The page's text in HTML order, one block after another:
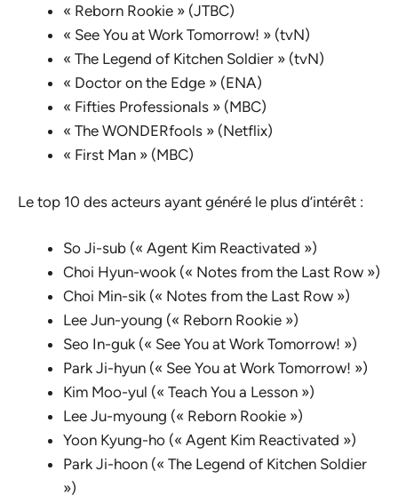
« Reborn Rookie » (JTBC)
« See You at Work Tomorrow! » (tvN)
« The Legend of Kitchen Soldier » (tvN)
« Doctor on the Edge » (ENA)
« Fifties Professionals » (MBC)
« The WONDERfools » (Netflix)
« First Man » (MBC)
Le top 10 des acteurs ayant généré le plus d’intérêt :
So Ji-sub (« Agent Kim Reactivated »)
Choi Hyun-wook (« Notes from the Last Row »)
Choi Min-sik (« Notes from the Last Row »)
Lee Jun-young (« Reborn Rookie »)
Seo In-guk (« See You at Work Tomorrow! »)
Park Ji-hyun (« See You at Work Tomorrow! »)
Kim Moo-yul (« Teach You a Lesson »)
Lee Ju-myoung (« Reborn Rookie »)
Yoon Kyung-ho (« Agent Kim Reactivated »)
Park Ji-hoon (« The Legend of Kitchen Soldier
»)